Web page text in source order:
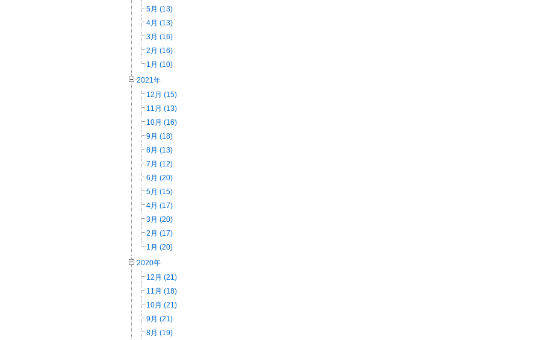
5月 (13)
4月 (13)
3月 (16)
2月 (16)
1月 (10)
2021年
12月 (15)
11月 (13)
10月 (16)
9月 (18)
8月 (13)
7月 (12)
6月 (20)
5月 (15)
4月 (17)
3月 (20)
2月 (17)
1月 (20)
2020年
12月 (21)
11月 (18)
10月 (21)
9月 (21)
8月 (19)